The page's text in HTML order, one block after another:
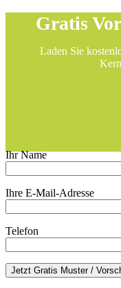
Gratis
Laden Sie
Ihr Name
Ihre E-Mail-Adresse
Telefon